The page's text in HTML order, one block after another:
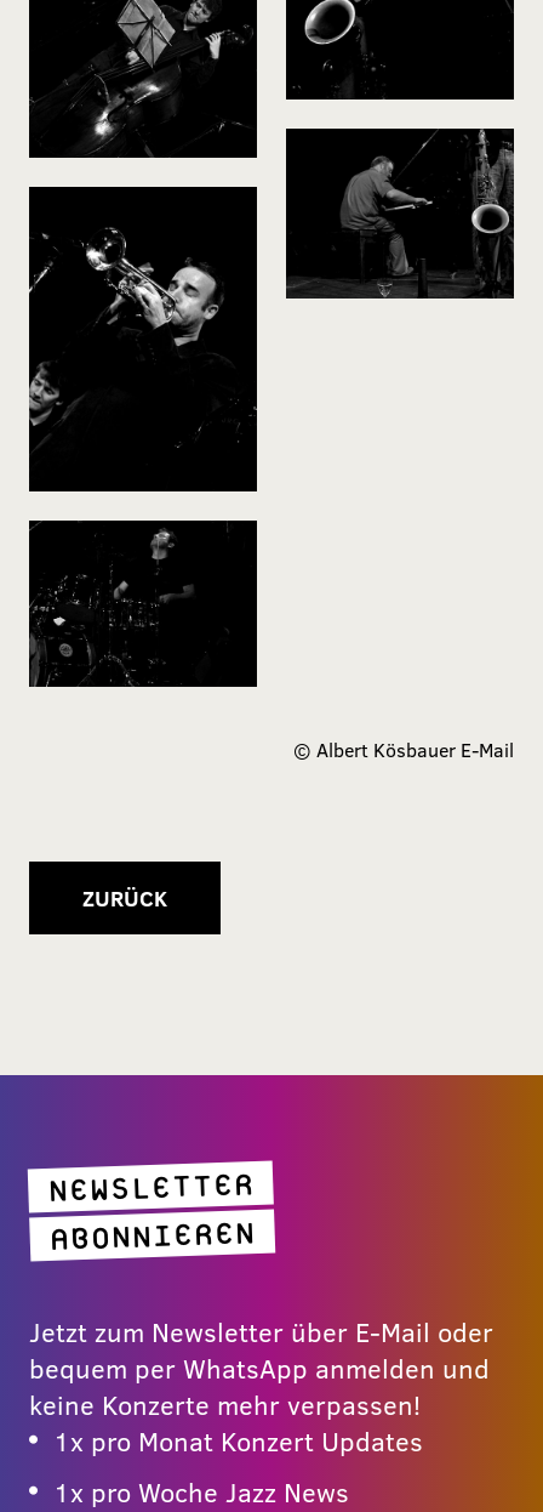
© Albert Kösbauer E-Mail
ZURÜCK
NEWSLETTER
ABONNIEREN
Jetzt zum Newsletter über E-Mail oder
bequem per WhatsApp anmelden und
keine Konzerte mehr verpassen!
1x pro Monat Konzert Updates
1x pro Woche Jazz News